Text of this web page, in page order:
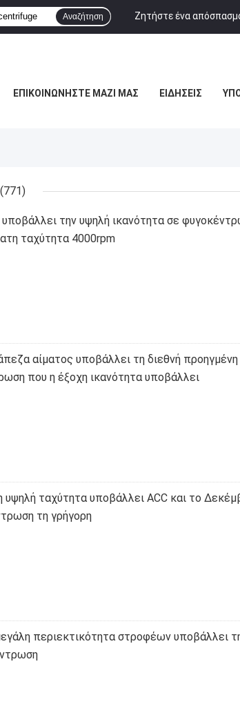
Ζητήστε ένα
Αναζήτηση
ΕΠΙΚΟΙΝΩΝΉΣΤΕ ΜΑΖΊ ΜΑΣ ΕΙΔΉΣΕΙΣ
(771)
την υψηλή ικανότητα σε
ταχύτητα 4000rpm
αίματος υποβάλλει τη διεθνή προηγμένη
που η έξοχη ικανότητα υποβάλλει
υψηλή ταχύτητα υποβάλλει ACC και το
τη γρήγορη
περιεκτικότητα στροφέων υποβάλλει